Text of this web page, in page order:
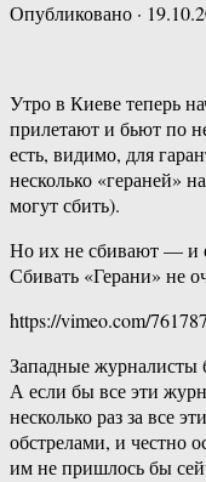
Опубликовано ·
Утро в Киеве теперь
прилетают и бьют по
есть, видимо, для
несколько «гераней»
могут сбить).
Но их не сбивают — и
Сбивать «Герани» не
https://vimeo.com/
Западные журналисты
А если бы все эти
несколько раз за все
обстрелами, и честно
им не пришлось бы